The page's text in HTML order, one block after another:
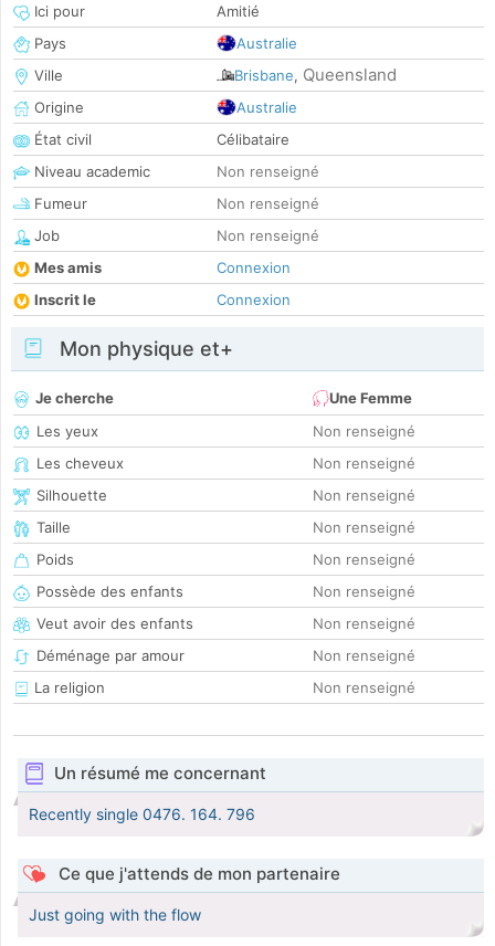
Ici pour
Amitié
Pays
Australie
Ville
Brisbane, Queensland
Origine
Australie
État civil
Célibataire
Niveau academic
Non renseigné
Fumeur
Non renseigné
Job
Non renseigné
Mes amis
Connexion
Inscrit le
Connexion
Mon physique et+
Je cherche
Une Femme
Les yeux
Non renseigné
Les cheveux
Non renseigné
Silhouette
Non renseigné
Taille
Non renseigné
Poids
Non renseigné
Possède des enfants
Non renseigné
Veut avoir des enfants
Non renseigné
Déménage par amour
Non renseigné
La religion
Non renseigné
Un résumé me concernant
Recently single 0476. 164. 796
Ce que j'attends de mon partenaire
Just going with the flow